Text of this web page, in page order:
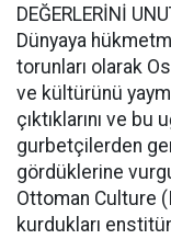
DEĞERLERİNİ
Dünyaya
torunları olarak
ve kültürünü
çıktıklarını ve
gurbetçilerden
gördüklerine
Ottoman Culture
kurdukları